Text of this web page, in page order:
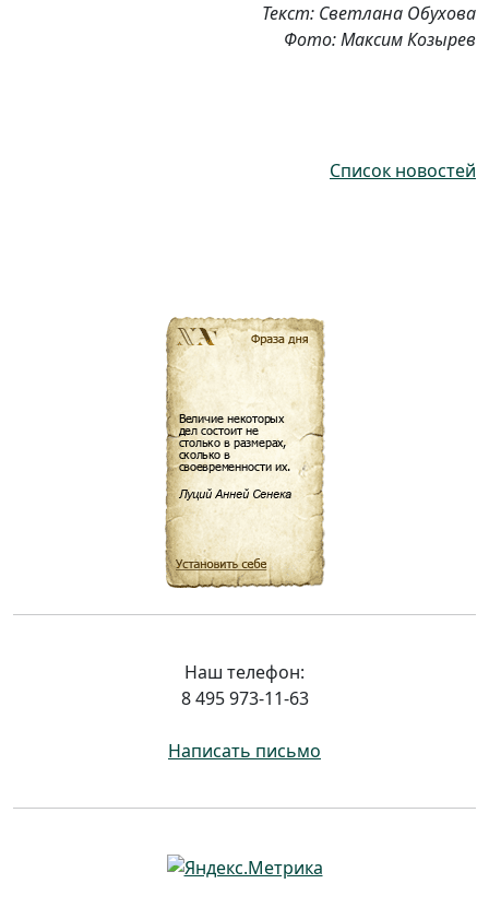
Текст: Светлана Обухова
Фото: Максим Козырев
Список новостей
Наш телефон:
8 495 973-11-63
Написать письмо